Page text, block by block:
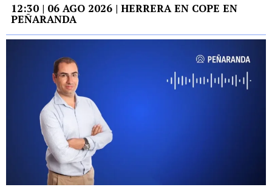
12:30 | 06 AGO 2026 | HERRERA EN COPE EN
PEÑARANDA